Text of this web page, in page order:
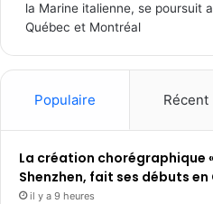
la Marine italienne, se poursuit
Québec et Montréal
Populaire Récent
La création chorégraphique
Shenzhen, fait ses débuts en
il y a 9 heures